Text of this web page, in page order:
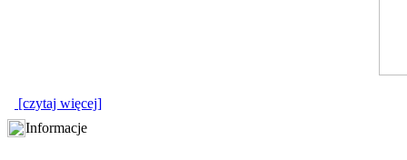
[czytaj więcej]
Informacje